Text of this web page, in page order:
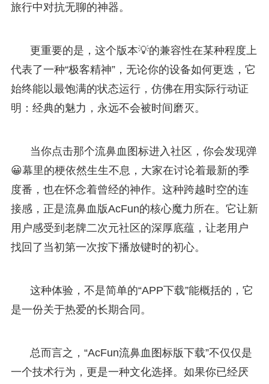
旅行中对抗无聊的神器。
更重要的是，这个版本💡的兼容性在某种程度上
代表了一种“极客精神”，无论你的设备如何更迭，它
始终能以最饱满的状态运行，仿佛在用实际行动证
明：经典的魅力，永远不会被时间磨灭。
当你点击那个流鼻血图标进入社区，你会发现弹
😀幕里的梗依然生生不息，大家在讨论着最新的季
度番，也在怀念着曾经的神作。这种跨越时空的连
接感，正是流鼻血版AcFun的核心魔力所在。它让新
用户感受到老牌二次元社区的深厚底蕴，让老用户
找回了当初第一次按下播放键时的初心。
这种体验，不是简单的“APP下载”能概括的，它
是一份关于热爱的长期合同。
总而言之，“AcFun流鼻血图标版下载”不仅仅是
一个技术行为，更是一种文化选择。如果你已经厌